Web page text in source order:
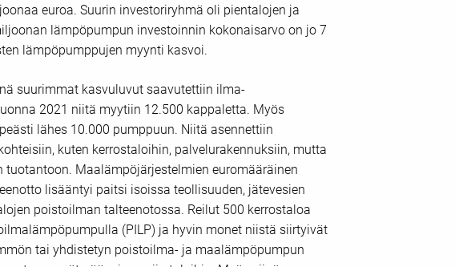
euroa. Suurin investoriryhmä oli pientalojen ja
lämpöpumpun investoinnin kokonaisarvo on jo 7
lämpöpumppujen myynti kasvoi.
suurimmat kasvuluvut saavutettiin ilma-
2021 niitä myytiin 12.500 kappaletta. Myös
lähes 10.000 pumppuun. Niitä asennettiin
kuten kerrostaloihin, palvelurakennuksiin, mutta
Maalämpöjärjestelmien euromääräinen
lisääntyi paitsi isoissa teollisuuden, jätevesien
poistoilman talteenotossa. Reilut 500 kerrostaloa
(PILP) ja hyvin monet niistä siirtyivät
tai yhdistetyn poistoilma- ja maalämpöpumpun